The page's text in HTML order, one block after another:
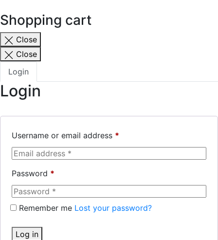
Shopping cart
Close
Close
Login
Login
Username or email address *
Password *
Remember me Lost your password?
Log in